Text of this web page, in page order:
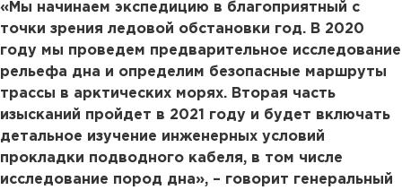
«Мы начинаем экспедицию в благоприятный с
точки зрения ледовой обстановки год. В 2020
году мы проведем предварительное исследование
рельефа дна и определим безопасные маршруты
трассы в арктических морях. Вторая часть
изысканий пройдет в 2021 году и будет включать
детальное изучение инженерных условий
прокладки подводного кабеля, в том числе
исследование пород дна», – говорит генеральный